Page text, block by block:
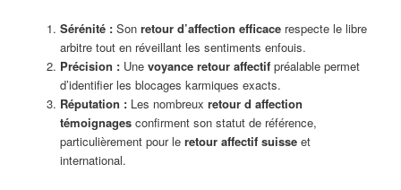
Sérénité :Son retour d’affection efficacerespecte le libre
arbitre tout en réveillant les sentiments enfouis.
Précision :Une voyance retour affectifpréalable permet
d’identifier les blocages karmiques exacts.
Réputation :Les nombreux retour d affection
témoignagesconfirment son statut de référence,
particulièrement pour le retour affectif suisseet
international.